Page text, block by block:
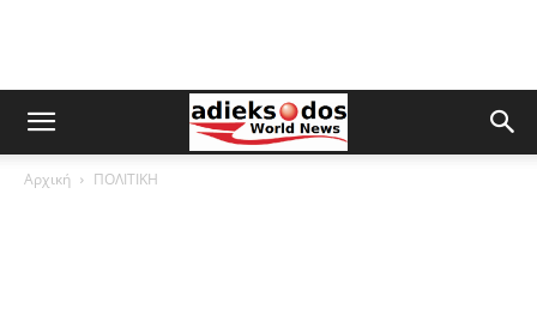
Αρχική ΠΟΛΙΤΙΚΗ